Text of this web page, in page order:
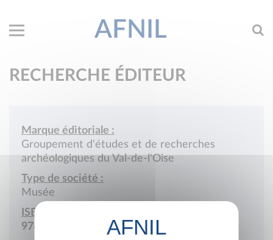
AFNIL
RECHERCHE ÉDITEUR
Marque éditoriale :
Groupement d'études et de recherches
archéologiques du Val-de-l'Oise
Type de société :
Musée
ISBN :
978-2-902216